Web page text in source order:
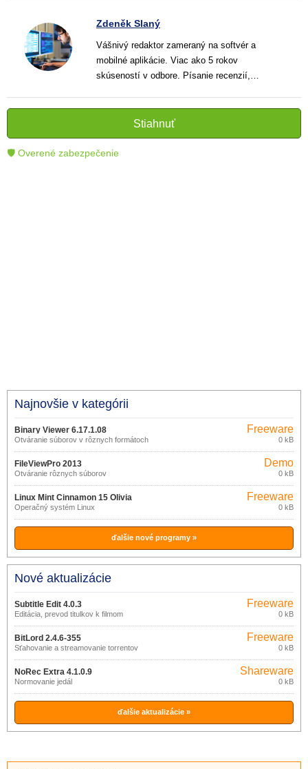
Zdeněk Slaný
Vášnivý redaktor zameraný na softvér a
mobilné aplikácie. Viac ako 5 rokov
skúseností v odbore. Písanie recenzií,
informatívnych textov, ktoré pomáhajú
čitateľom lepšie porozumieť a využiť moderné
technológie.
Stiahnuť
🛡 Overené zabezpečenie
Najnovšie v kategórii
Binary Viewer 6.17.1.08
Otváranie súborov v rôznych formátoch
Freeware
0 kB
FileViewPro 2013
Otváranie rôznych súborov
Demo
0 kB
Linux Mint Cinnamon 15 Olivia
Operačný systém Linux
Freeware
0 kB
ďalšie nové programy »
Nové aktualizácie
Subtitle Edit 4.0.3
Editácia, prevod titulkov k filmom
Freeware
0 kB
BitLord 2.4.6-355
Sťahovanie a streamovanie torrentov
Freeware
0 kB
NoRec Extra 4.1.0.9
Normovanie jedál
Shareware
0 kB
ďalšie aktualizácie »